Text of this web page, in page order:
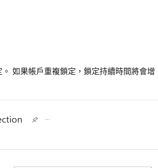
如果帳戶重複鎖定，鎖定持續時間將會增